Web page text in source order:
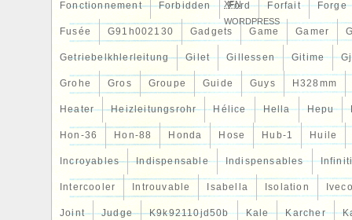
Fonctionnement Forbidden Ford Forfait Forge
Fusée G91h002130 Gadgets Game Gamer
Getriebelkhlerleitung Gilet Gillessen Gitime
Grohe Gros Groupe Guide Guys H328mm
Heater Heizleitungsrohr Hélice Hella Hepu
Hon-36 Hon-88 Honda Hose Hub-1 Huile
Incroyables Indispensable Indispensables
Intercooler Introuvable Isabella Isolation
Joint Judge K9k92110jd50b Kale Karcher
XFN
WORDPRESS